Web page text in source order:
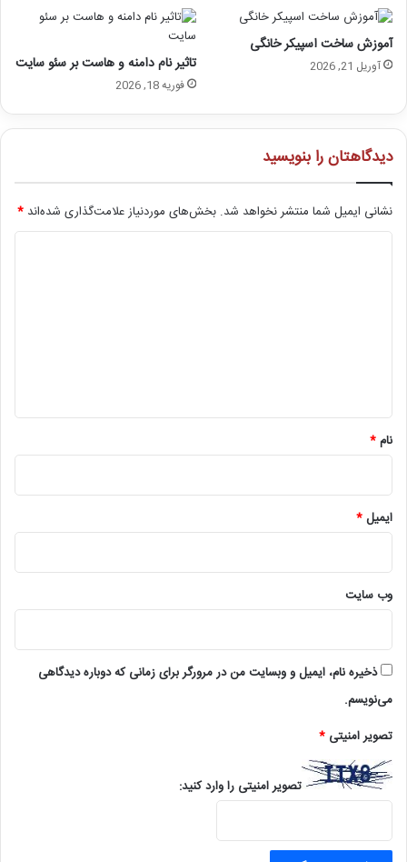
آموزش ساخت اسپیکر خانگی
آوریل 21, 2026 تاثیر نام دامنه و هاست بر سئو سایت
فوریه 18, 2026
دیدگاهتان را بنویسید
نشانی ایمیل شما منتشر نخواهد شد. بخش‌های موردنیاز علامت‌گذاری شده‌اند *
نام*
ایمیل*
وب‌ سایت
ذخیره نام، ایمیل و وبسایت من در مرورگر برای زمانی که دوباره دیدگاهی
می‌نویسم.
تصویر امنیتی *
تصویر امنیتی را وارد کنید: